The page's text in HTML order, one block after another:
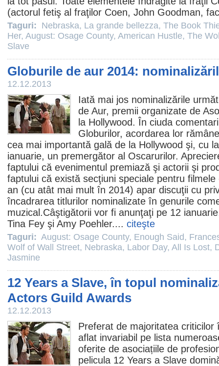
(actorul fetiş al fraţilor Coen, John Goodman,
Taguri: Nebraska, La grande bellezza, The Book
Her, August: Osage County, American Hustle, The
Slave
Globurile de aur 2014:
12.12.2013
Iată mai jos nominalizările
de Aur, premii organizate de
la Hollywood. În ciuda
Globurilor, acordarea lor
cea mai importantă gală de la Hollywood şi, cu
ianuarie, un premergător al Oscarurilor.
faptului că evenimentul premiază şi actorii şi
faptului că există secţiuni speciale pentru filmele
an (cu atât mai mult în 2014) apar discuţii cu
încadrarea titlurilor nominalizate în genurile
muzical.Câştigătorii vor fi anunţaţi pe 12
Tina Fey şi Amy Poehler.... citeşte
Taguri: August: Osage County, Enough Said,
Wolf of Wall Street, Nebraska, Labor Day, All Is Lost,
Jasmine
12 Years a Slave, în topul
Actors Guild Awards
12.12.2013
Preferat de majoritatea
aflat invariabil pe lista
oferite de asociațiile de
pelicula 12 Years a Slave